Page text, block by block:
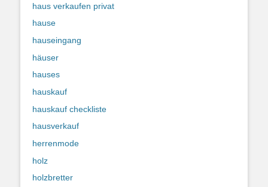
haus verkaufen privat
hause
hauseingang
häuser
hauses
hauskauf
hauskauf checkliste
hausverkauf
herrenmode
holz
holzbretter